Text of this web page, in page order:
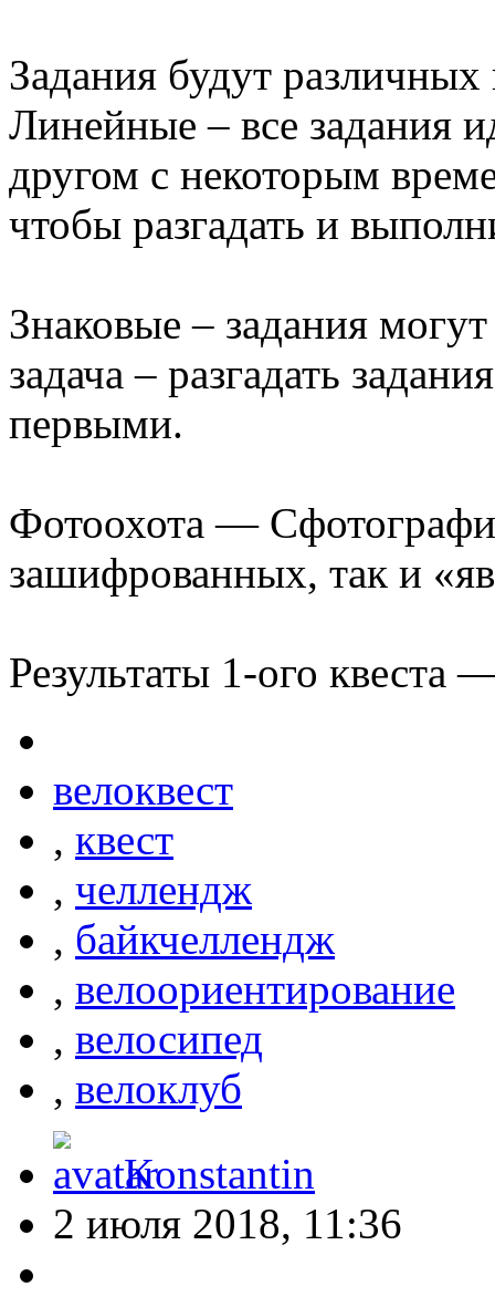
Задания будут различных
Линейные – все задания
другом с некоторым
чтобы разгадать и
Знаковые – задания
задача – разгадать
первыми.
Фотоохота —
зашифрованных, так и
Результаты 1-ого квеста
велоквест
, квест
, челлендж
, байкчеллендж
, велоориентирование
, велосипед
, велоклуб
Konstantin
2 июля 2018, 11:36